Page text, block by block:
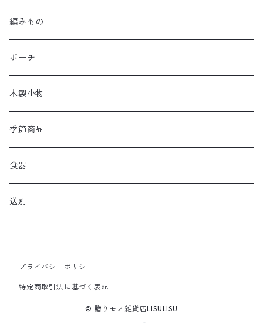
編みもの
ポーチ
木製小物
季節商品
食器
送別
プライバシーポリシー
特定商取引法に基づく表記
© 贈りモノ雑貨店LISULISU